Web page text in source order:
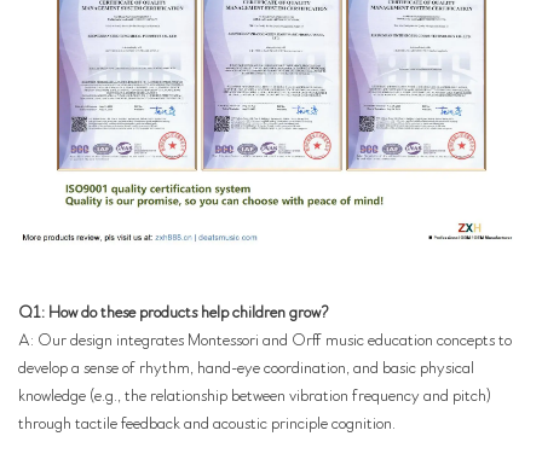
Q1: How do these products help children grow?
A: Our design integrates Montessori and Orff music education concepts to
develop a sense of rhythm, hand-eye coordination, and basic physical
knowledge (e.g., the relationship between vibration frequency and pitch)
through tactile feedback and acoustic principle cognition.